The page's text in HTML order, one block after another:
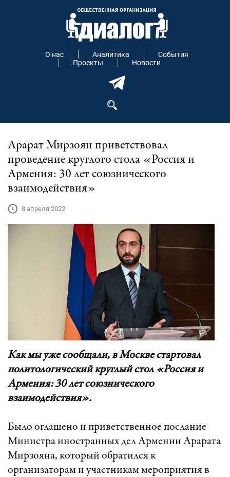
О нас Аналитика
События
Проекты
Новости
Арарат Мирзоян приветствовал
проведение круглого стола «Россия и
Армения: 30 лет союзнического
взаимодействия»
8 апреля 2022
Как мы уже сообщали, в Москве стартовал
политологический круглый стол «Россия и
Армения: 30 лет союзнического
взаимодействия».
Было оглашено и приветственное послание
Министра иностранных дел Армении Арарата
Мирзояна, который обратился к
организаторам и участникам мероприятия в